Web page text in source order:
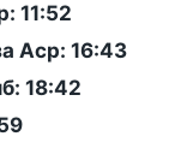
11:52
Аср: 16:43
18:42